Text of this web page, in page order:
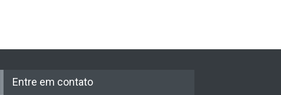
Entre em contato